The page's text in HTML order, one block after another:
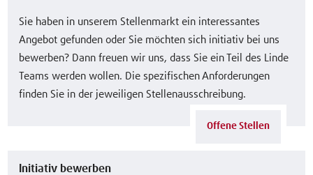
Sie haben in unserem Stellenmarkt ein interessantes
Angebot gefunden oder Sie möchten sich initiativ bei uns
bewerben? Dann freuen wir uns, dass Sie ein Teil des Linde
Teams werden wollen. Die spezifischen Anforderungen
finden Sie in der jeweiligen Stellenausschreibung.
Offene Stellen
Initiativ bewerben